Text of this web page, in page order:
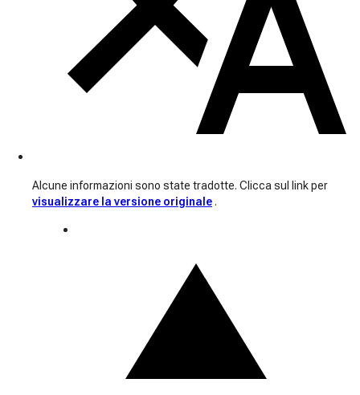
Alcune informazioni sono state tradotte. Clicca sul link per
visualizzare la versione originale .